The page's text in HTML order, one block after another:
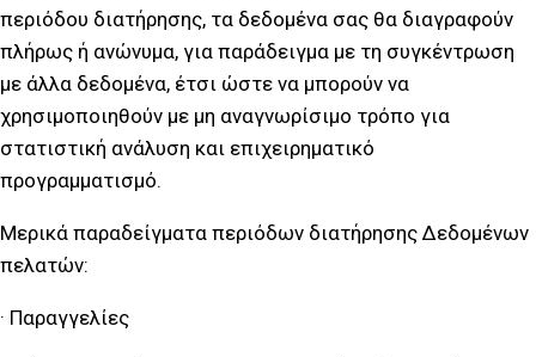
περιόδου διατήρησης, τα δεδομένα σας θα διαγραφούν
πλήρως ή ανώνυμα, για παράδειγμα με τη συγκέντρωση
με άλλα δεδομένα, έτσι ώστε να μπορούν να
χρησιμοποιηθούν με μη αναγνωρίσιμο τρόπο για
στατιστική ανάλυση και επιχειρηματικό
προγραμματισμό.
Μερικά παραδείγματα περιόδων διατήρησης Δεδομένων
πελατών:
· Παραγγελίες